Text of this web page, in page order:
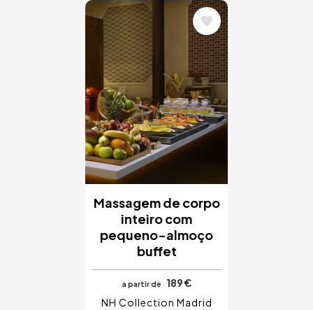
Imagem
Massagem de corpo
inteiro com
pequeno-almoço
buffet
a partir de
189 €
NH Collection Madrid